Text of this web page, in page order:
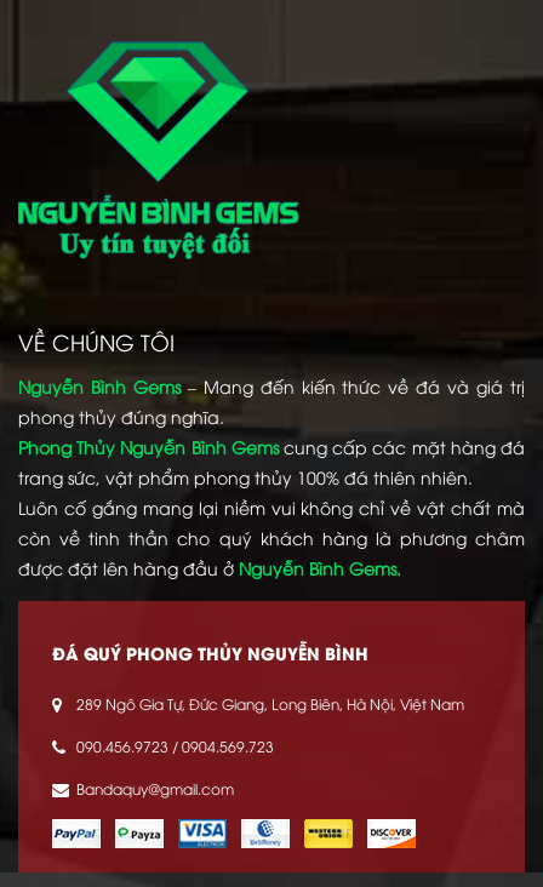
VỀ CHÚNG TÔI
Nguyễn Bình Gems– Mang đến kiến thức về đá và giá trị
phong thủy đúng nghĩa.
Phong Thủy Nguyễn Bình Gemscung cấp các mặt hàng đá
trang sức, vật phẩm phong thủy 100% đá thiên nhiên.
Luôn cố gắng mang lại niềm vui không chỉ về vật chất mà
còn về tinh thần cho quý khách hàng là phương châm
được đặt lên hàng đầu ở Nguyễn Bình Gems.
ĐÁ QUÝ PHONG THỦY NGUYỄN BÌNH
289 Ngô Gia Tự, Đức Giang, Long Biên, Hà Nội, Việt Nam
090.456.9723 / 0904.569.723
Bandaquy@gmail.com